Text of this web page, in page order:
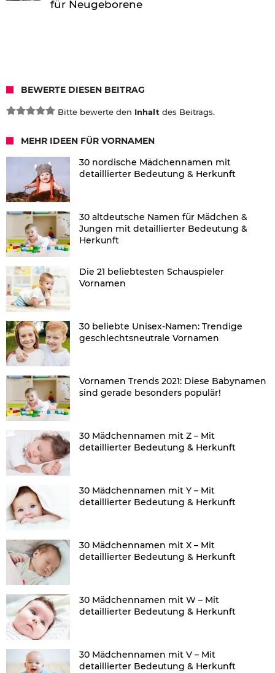
für Neugeborene
BEWERTE DIESEN BEITRAG
Bitte bewerte den Inhalt des Beitrags.
MEHR IDEEN FÜR VORNAMEN
30 nordische Mädchennamen mit
detaillierter Bedeutung & Herkunft
30 altdeutsche Namen für Mädchen &
Jungen mit detaillierter Bedeutung &
Herkunft
Die 21 beliebtesten Schauspieler
Vornamen
30 beliebte Unisex-Namen: Trendige
geschlechtsneutrale Vornamen
Vornamen Trends 2021: Diese Babynamen
sind gerade besonders populär!
30 Mädchennamen mit Z – Mit
detaillierter Bedeutung & Herkunft
30 Mädchennamen mit Y – Mit
detaillierter Bedeutung & Herkunft
30 Mädchennamen mit X – Mit
detaillierter Bedeutung & Herkunft
30 Mädchennamen mit W – Mit
detaillierter Bedeutung & Herkunft
30 Mädchennamen mit V – Mit
detaillierter Bedeutung & Herkunft